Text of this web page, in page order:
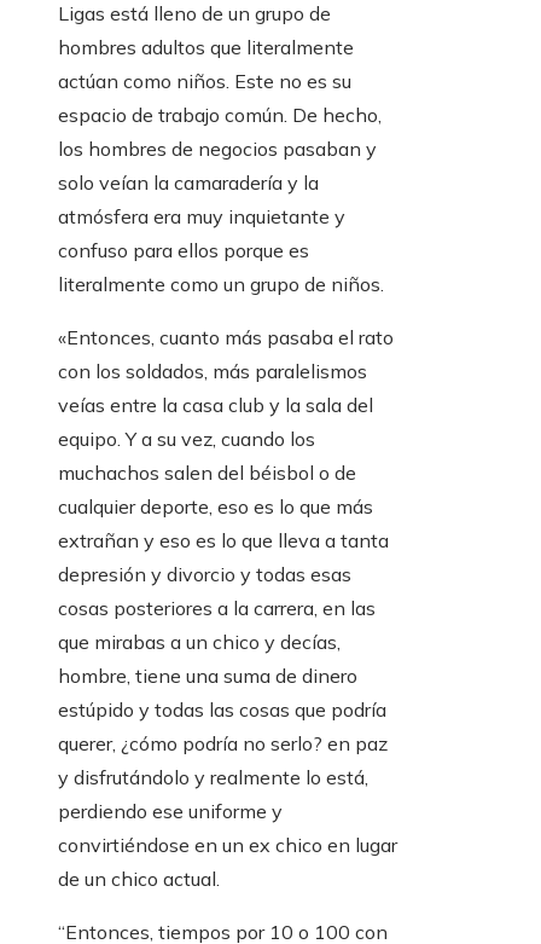
Ligas está lleno de un grupo de
hombres adultos que literalmente
actúan como niños. Este no es su
espacio de trabajo común. De hecho,
los hombres de negocios pasaban y
solo veían la camaradería y la
atmósfera era muy inquietante y
confuso para ellos porque es
literalmente como un grupo de niños.
«Entonces, cuanto más pasaba el rato
con los soldados, más paralelismos
veías entre la casa club y la sala del
equipo. Y a su vez, cuando los
muchachos salen del béisbol o de
cualquier deporte, eso es lo que más
extrañan y eso es lo que lleva a tanta
depresión y divorcio y todas esas
cosas posteriores a la carrera, en las
que mirabas a un chico y decías,
hombre, tiene una suma de dinero
estúpido y todas las cosas que podría
querer, ¿cómo podría no serlo? en paz
y disfrutándolo y realmente lo está,
perdiendo ese uniforme y
convirtiéndose en un ex chico en lugar
de un chico actual.
“Entonces, tiempos por 10 o 100 con